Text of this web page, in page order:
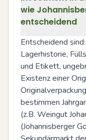
wie
entscheidend
Entscheidend
Lagerhistorie,
und Etikett,
Existenz einer
bestimmen
(z.B. Weingut
(Johannisberger